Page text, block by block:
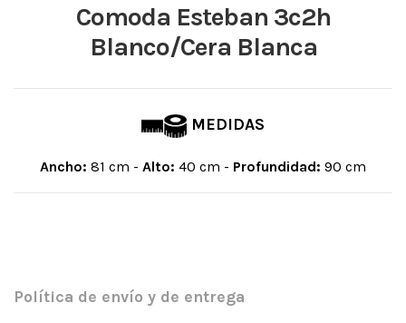
Comoda Esteban 3c2h
Blanco/Cera Blanca
MEDIDAS
Ancho: 81 cm - Alto: 40 cm - Profundidad: 90 cm
Política de envío y de entrega